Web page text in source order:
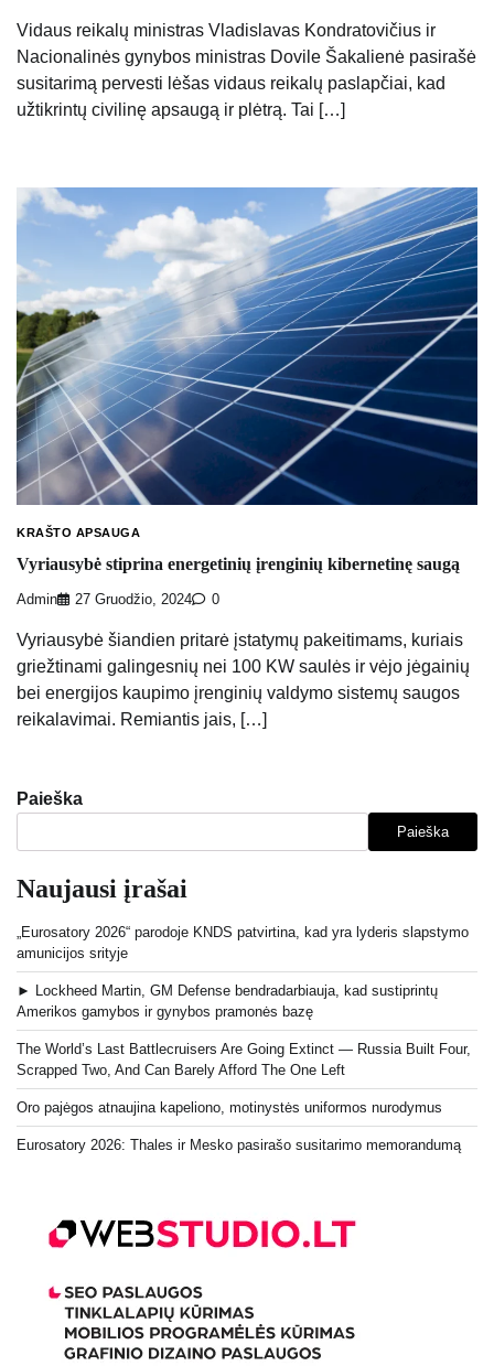
Vidaus reikalų ministras Vladislavas Kondratovičius ir
Nacionalinės gynybos ministras Dovile Šakalienė pasirašė
susitarimą pervesti lėšas vidaus reikalų paslapčiai, kad
užtikrintų civilinę apsaugą ir plėtrą. Tai […]
KRAŠTO APSAUGA
Vyriausybė stiprina energetinių įrenginių kibernetinę saugą
Admin 27 Gruodžio, 2024 0
Vyriausybė šiandien pritarė įstatymų pakeitimams, kuriais
griežtinami galingesnių nei 100 KW saulės ir vėjo jėgainių
bei energijos kaupimo įrenginių valdymo sistemų saugos
reikalavimai. Remiantis jais, […]
Paieška
Paieška
Naujausi įrašai
„Eurosatory 2026“ parodoje KNDS patvirtina, kad yra lyderis slapstymo
amunicijos srityje
► Lockheed Martin, GM Defense bendradarbiauja, kad sustiprintų
Amerikos gamybos ir gynybos pramonės bazę
The World’s Last Battlecruisers Are Going Extinct — Russia Built Four,
Scrapped Two, And Can Barely Afford The One Left
Oro pajėgos atnaujina kapeliono, motinystės uniformos nurodymus
Eurosatory 2026: Thales ir Mesko pasirašo susitarimo memorandumą